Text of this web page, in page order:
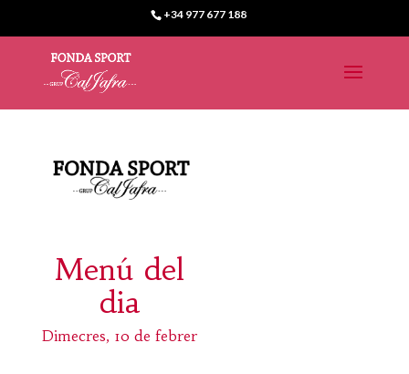
+34 977 677 188
Menú del
dia
Dimecres, 10 de febrer